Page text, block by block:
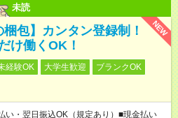
未読
NEW
梱包】カンタン登録制！
け働くOK！
経験OK 大学生歓迎
ブランクOK
・翌日振込OK（規定あり）■現金払い